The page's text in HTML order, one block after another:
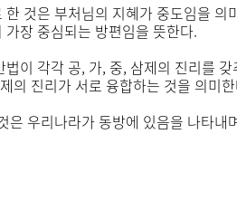
한 것은 부처님의 지혜가 중도임을
가장 중심되는 방편임을 뜻한다.
법이 각각 공, 가, 중, 삼제의 진리를
의 진리가 서로 융합하는 것을 의미
은 우리나라가 동방에 있음을 나타내